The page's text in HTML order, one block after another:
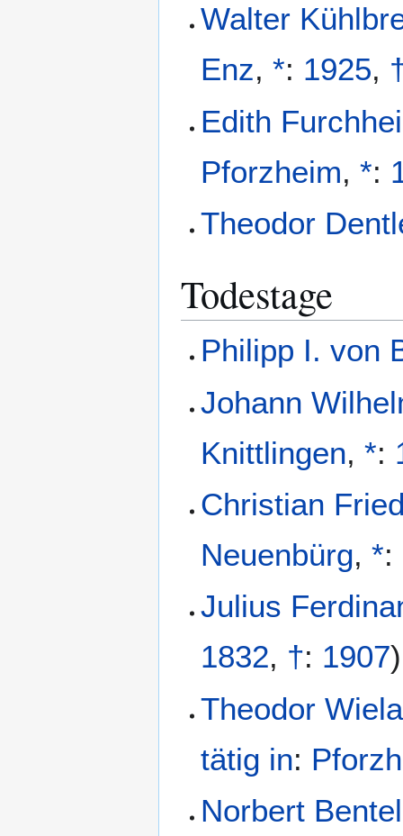
Walter
Enz,*: 1925,
Edith
Pforzheim,*:
Theodor
Todestage
Philipp I. von
Johann
Knittlingen,*:
Christian
Neuenbürg,*:
Julius
1832, †: 1907)
Theodor
tätig in:
Norbert